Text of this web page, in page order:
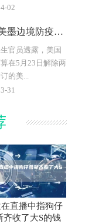
02
美国计划解除两年前制订的美墨边境防疫措施
官员透露，美国
在5月23日解除两
的美...
31
直播中指狗仔
齐收了大S的钱